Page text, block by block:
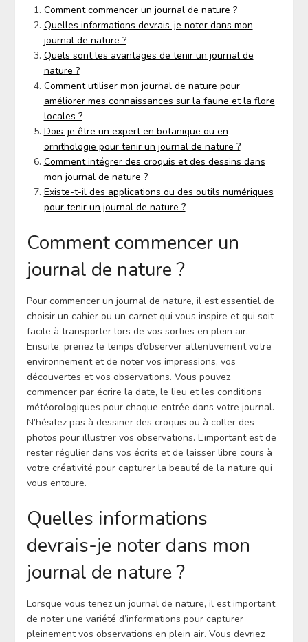
Comment commencer un journal de nature ?
Quelles informations devrais-je noter dans mon
journal de nature ?
Quels sont les avantages de tenir un journal de
nature ?
Comment utiliser mon journal de nature pour
améliorer mes connaissances sur la faune et la flore
locales ?
Dois-je être un expert en botanique ou en
ornithologie pour tenir un journal de nature ?
Comment intégrer des croquis et des dessins dans
mon journal de nature ?
Existe-t-il des applications ou des outils numériques
pour tenir un journal de nature ?
Comment commencer un
journal de nature ?
Pour commencer un journal de nature, il est essentiel de
choisir un cahier ou un carnet qui vous inspire et qui soit
facile à transporter lors de vos sorties en plein air.
Ensuite, prenez le temps d’observer attentivement votre
environnement et de noter vos impressions, vos
découvertes et vos observations. Vous pouvez
commencer par écrire la date, le lieu et les conditions
météorologiques pour chaque entrée dans votre journal.
N’hésitez pas à dessiner des croquis ou à coller des
photos pour illustrer vos observations. L’important est de
rester régulier dans vos écrits et de laisser libre cours à
votre créativité pour capturer la beauté de la nature qui
vous entoure.
Quelles informations
devrais-je noter dans mon
journal de nature ?
Lorsque vous tenez un journal de nature, il est important
de noter une variété d’informations pour capturer
pleinement vos observations en plein air. Vous devriez